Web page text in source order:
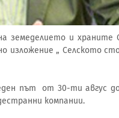
земеделието и храните
изложение „ Селското
път от 30-ти авгус
компании.